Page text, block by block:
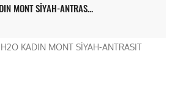
MONT SİYAH-ANTRAS...